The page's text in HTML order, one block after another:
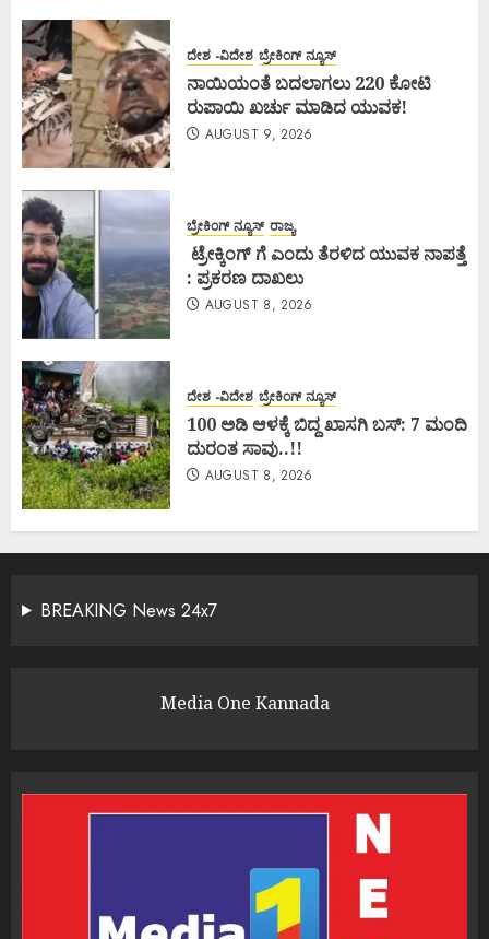
ದೇಶ -ವಿದೇಶ ಬ್ರೇಕಿಂಗ್ ನ್ಯೂಸ್
ನಾಯಿಯಂತೆ ಬದಲಾಗಲು 220 ಕೋಟಿ
ರುಪಾಯಿ ಖರ್ಚು ಮಾಡಿದ ಯುವಕ!
AUGUST 9, 2026
ಬ್ರೇಕಿಂಗ್ ನ್ಯೂಸ್ ರಾಜ್ಯ
ಟ್ರೇಕ್ಕಿಂಗ್ ಗೆ ಎಂದು ತೆರಳಿದ ಯುವಕ ನಾಪತ್ತೆ
: ಪ್ರಕರಣ ದಾಖಲು
AUGUST 8, 2026
ದೇಶ -ವಿದೇಶ ಬ್ರೇಕಿಂಗ್ ನ್ಯೂಸ್
100 ಅಡಿ ಆಳಕ್ಕೆ ಬಿದ್ದ ಖಾಸಗಿ ಬಸ್: 7 ಮಂದಿ
ದುರಂತ ಸಾವು..!!
AUGUST 8, 2026
BREAKING News 24x7
Media One Kannada